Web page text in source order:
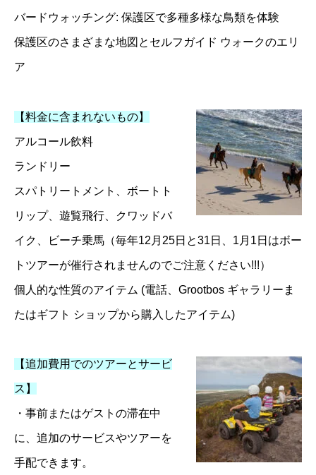
バードウォッチング: 保護区で多種多様な鳥類を体験
保護区のさまざまな地図とセルフガイド ウォークのエリ
ア
【料金に含まれないもの】
アルコール飲料
ランドリー
スパトリートメント、ボートト
リップ、遊覧飛行、クワッドバ
イク、ビーチ乗馬（毎年12月25日と31日、1月1日はボー
トツアーが催行されませんのでご注意ください!!!）
個人的な性質のアイテム (電話、Grootbos ギャラリーま
たはギフト ショップから購入したアイテム)
【追加費用でのツアーとサービ
ス】
・事前またはゲストの滞在中
に、追加のサービスやツアーを
手配できます。